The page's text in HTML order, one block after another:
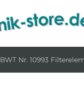
BWT Nr. 10993